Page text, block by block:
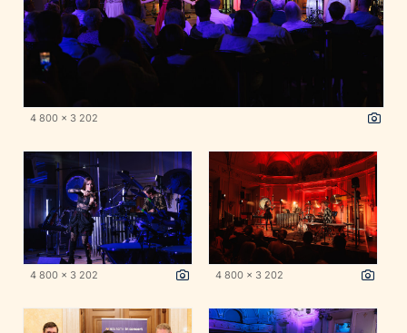
4 800 x 3 202
4 800 x 3 202 4 800 x 3 202